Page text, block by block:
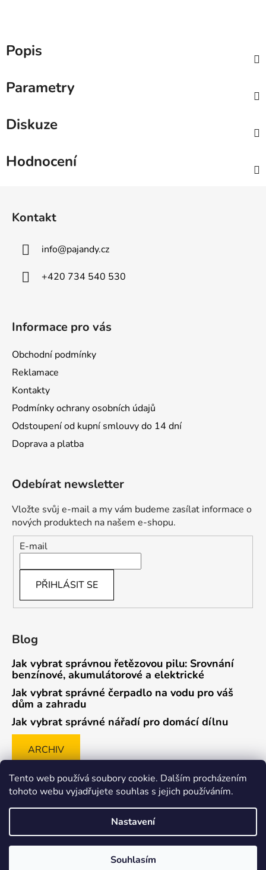
Tento web používá soubory cookie. Dalším procházením
tohoto webu vyjadřujete souhlas s jejich používáním.
Nastavení
Souhlasím
Popis
Parametry
Diskuze
Hodnocení
Kontakt
info@pajandy.cz
+420 734 540 530
Informace pro vás
Obchodní podmínky
Reklamace
Kontakty
Podmínky ochrany osobních údajů
Odstoupení od kupní smlouvy do 14 dní
Doprava a platba
Odebírat newsletter
Vložte svůj e-mail a my vám budeme zasílat informace o
nových produktech na našem e-shopu.
E-mail
PŘIHLÁSIT SE
Blog
Jak vybrat správnou řetězovou pilu: Srovnání
benzínové, akumulátorové a elektrické
Jak vybrat správné čerpadlo na vodu pro váš
dům a zahradu
Jak vybrat správné nářadí pro domácí dílnu
ARCHIV
Způsob ověřování recenzí
Vytvořil Shoptet